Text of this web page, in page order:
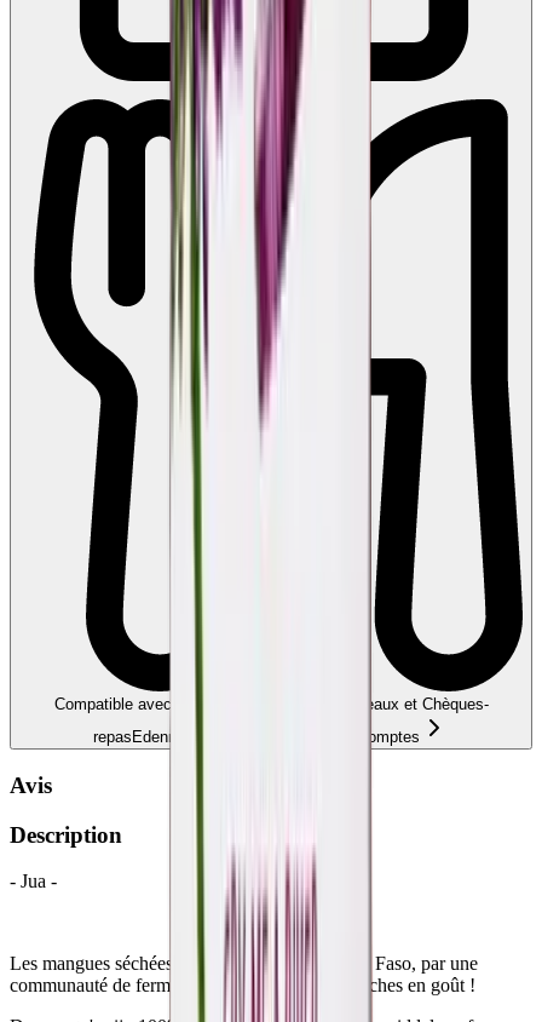
Compatible avec Ecochèques, Chèques-cadeaux et Chèques-
repas Edenred, Monizze… — liez vos comptes
Avis
Description
- Jua -
Les mangues séchées sont cultivées au Burkina Faso, par une
communauté de fermiers. Ils sont délicieux et riches en goût !